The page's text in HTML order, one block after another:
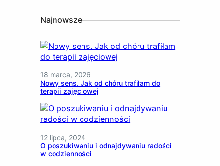
Najnowsze
18 marca, 2026
Nowy sens. Jak od chóru trafiłam do
terapii zajęciowej
12 lipca, 2024
O poszukiwaniu i odnajdywaniu radości
w codzienności